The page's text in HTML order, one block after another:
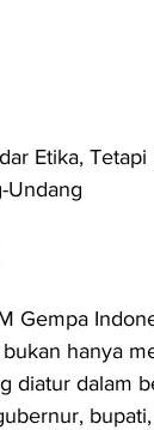
Etika,
Undang
Gempa
hanya
diatur dalam